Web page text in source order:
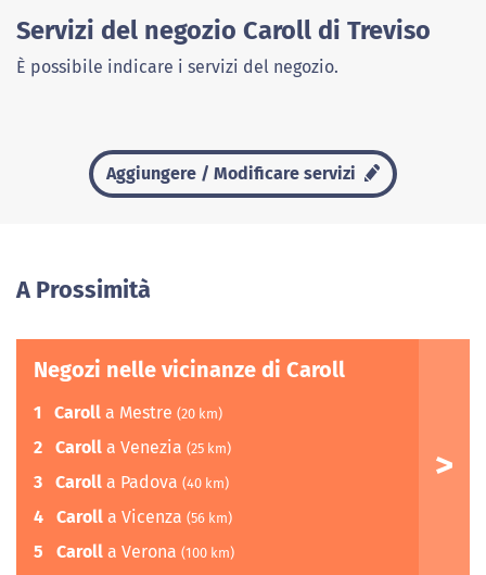
Servizi del negozio Caroll di Treviso
È possibile indicare i servizi del negozio.
Aggiungere / Modificare servizi
A Prossimità
Negozi nelle vicinanze di Caroll
1 Caroll a Mestre (20 km)
2 Caroll a Venezia (25 km)
3 Caroll a Padova (40 km)
4 Caroll a Vicenza (56 km)
5 Caroll a Verona (100 km)